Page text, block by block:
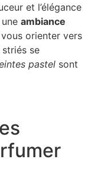
et l’élégance
ambiance
orienter vers
striés se
pastel sont